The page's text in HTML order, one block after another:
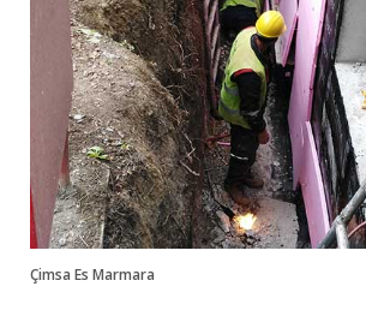
Çimsa Es Marmara